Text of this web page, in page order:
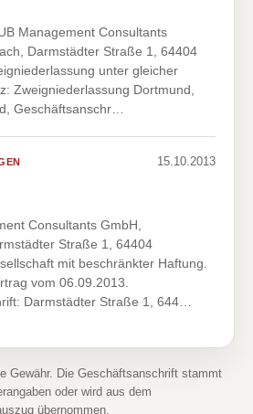
Management Consultants
Darmstädter Straße 1, 64404
unter gleicher
Zweigniederlassung Dortmund,
Geschäftsanschr…
15.10.2013
Consultants GmbH,
Straße 1, 64404
mit beschränkter Haftung.
vom 06.09.2013.
Darmstädter Straße 1, 644…
Gewähr. Die Geschäftsanschrift stammt
oder wird aus dem
übernommen.